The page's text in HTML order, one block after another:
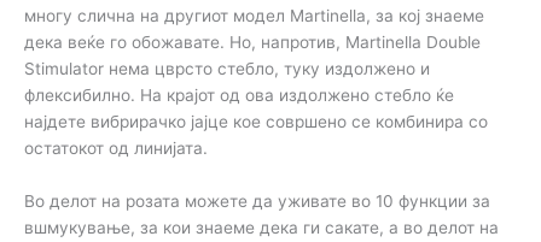
многу слична на другиот модел Martinella, за кој знаеме
дека веќе го обожавате. Но, напротив, Martinella Double
Stimulator нема цврсто стебло, туку издолжено и
флексибилно. На крајот од ова издолжено стебло ќе
најдете вибрирачко јајце кое совршено се комбинира со
остатокот од линијата.
Во делот на розата можете да уживате во 10 функции за
вшмукување, за кои знаеме дека ги сакате, а во делот на